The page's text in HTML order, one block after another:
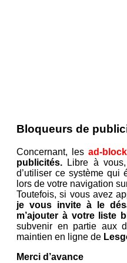
Bloqueurs de
Concernant, les ad-
publicités. Libre à
d’utiliser ce système qui
lors de votre navigation
Toutefois, si vous avez
je vous invite à le
m’ajouter à votre liste
subvenir en partie aux
maintien en ligne de
Merci d’avance